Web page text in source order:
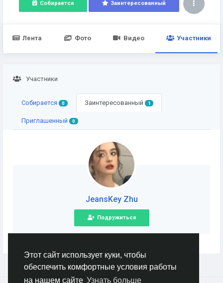
Этот сайт использует куки, чтобы
обеспечить комфортные условия работы
на нашем сайте Узнать больше
Собирается Заинтересованный
Лента Фото Видео Участники
Участники
Собирается 0 Заинтересованный 1
Приглашенный 0
JeansKey Zhu
Подружиться